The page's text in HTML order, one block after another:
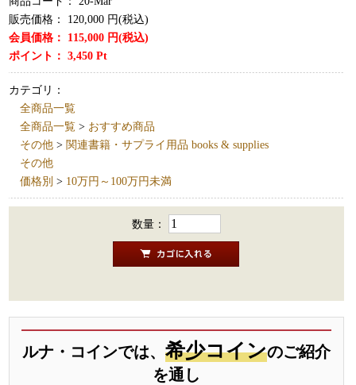
販売価格：
120,000 円(税込)
会員価格：
115,000 円(税込)
ポイント：3,450 Pt
カテゴリ：
全商品一覧
全商品一覧 > おすすめ商品
その他 > 関連書籍・サプライ用品 books & supplies
その他
価格別 > 10万円～100万円未満
数量：
ルナ・コインでは、 希少コインのご紹介
を通し